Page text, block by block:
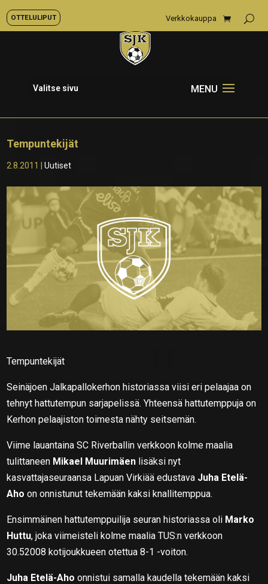
OTTELULIPUT Verkkokauppa
Valitse sivu
Tempuntekijät
2.8.2011 |Uutiset
Tempuntekijät
Seinäjoen Jalkapallokerhon historiassa viisi eri pelaajaa on
tehnyt hattutempun sarjapelissä. Yhteensä hattutemppuja on
Kerhon pelaajiston toimesta nähty seitsemän.
Viime lauantaina SC Riverballin verkkoon kolme maalia
tulittaneen Mikael Muurimäen lisäksi nyt
kasvattajaseuraansa Lapuan Virkiää edustava Juha Etelä-
Aho on onnistunut tekemään kaksi knallitemppua.
Ensimmäinen hattutemppuilija seuran historiassa oli Marko
Huttu, joka viimeisteli kolme maalia TUS:n verkkoon
30.52008 kotijoukkueen otettua 8-1 -voiton.
Juha Etelä-Aho onnistui samalla kaudella tekemään kaksi